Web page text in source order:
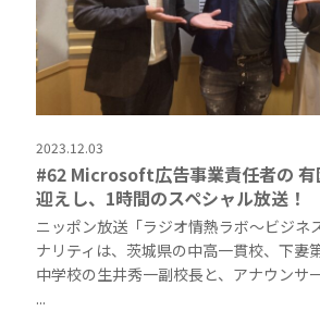
2023.12.03
#62 Microsoft広告事業責任者の 有
迎えし、1時間のスペシャル放送！
ニッポン放送「ラジオ情熱ラボ〜ビジネ
ナリティは、茨城県の中高一貫校、下妻
中学校の生井秀一副校長と、アナウンサ
...